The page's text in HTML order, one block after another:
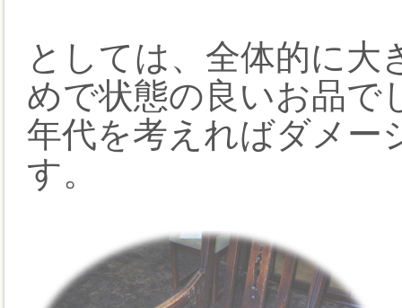
としては、全体的に大
めで状態の良いお品で
年代を考えればダメー
す。